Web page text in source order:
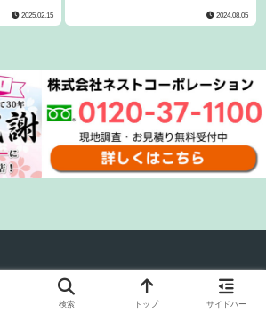
2025.02.15 2024.08.05
ォーム工事業者ネストコーポレーション.
検索 トップ サイドバー